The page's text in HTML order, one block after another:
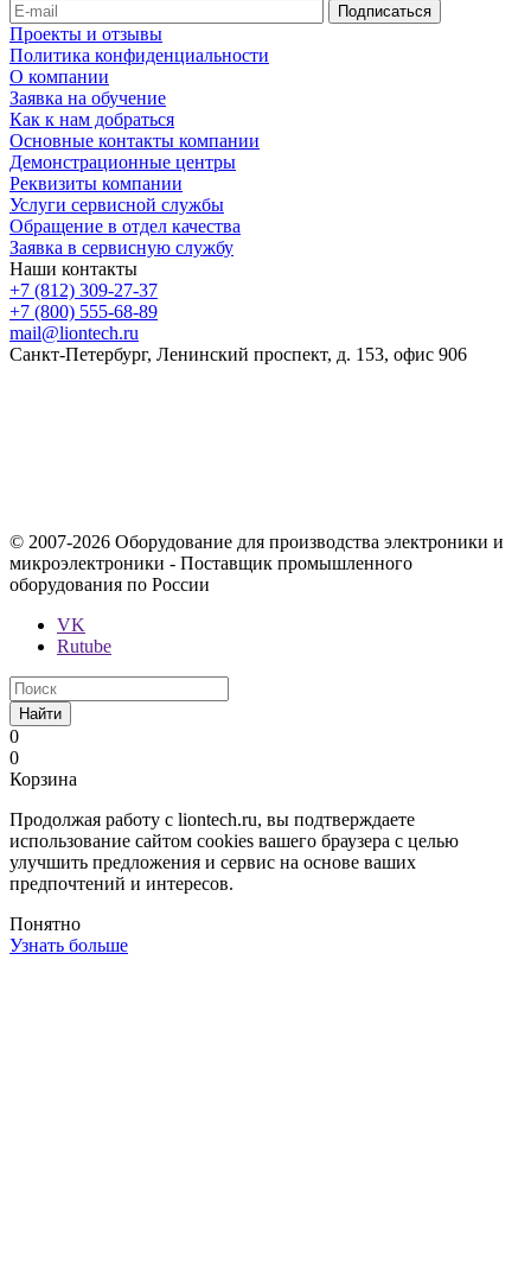
Проекты и отзывы
Политика конфиденциальности
О компании
Заявка на обучение
Как к нам добраться
Основные контакты компании
Демонстрационные центры
Реквизиты компании
Услуги сервисной службы
Обращение в отдел качества
Заявка в сервисную службу
Наши контакты
+7 (812) 309-27-37
+7 (800) 555-68-89
mail@liontech.ru
Санкт-Петербург, Ленинский проспект, д. 153, офис 906
© 2007-2026 Оборудование для производства электроники и
микроэлектроники - Поставщик промышленного
оборудования по России
VK
Rutube
Найти
0
0
Корзина
Продолжая работу с liontech.ru, вы подтверждаете
использование сайтом cookies вашего браузера с целью
улучшить предложения и сервис на основе ваших
предпочтений и интересов.
Понятно
Узнать больше